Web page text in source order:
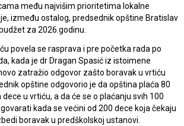
među najvišim prioritetima lokalne
između ostalog, predsednik opštine Bratislav
za 2026.godinu.
povela se rasprava i pre početka rada po
kada je dr Dragan Spasić iz istoimene
zatražio odgovor zašto boravak u vrtiću
opštine odgovorio je da opština plaća 80
u vrtiću, a da će se o plaćanju svih 100
kada se većini od 200 dece koja čekaju
boravak u predškolskoj ustanovi.